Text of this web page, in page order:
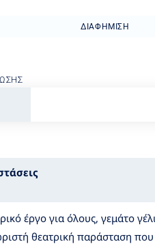
ΔΙΑΦΉΜΙΣΗ
έργο για όλους, γεμάτο
θεατρική παράσταση